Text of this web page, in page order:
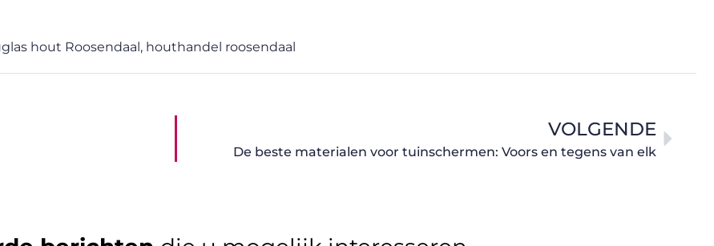
hout Roosendaal , houthandel roosendaal
VOLGENDE
De beste materialen voor tuinschermen: Voors en tegens van elk